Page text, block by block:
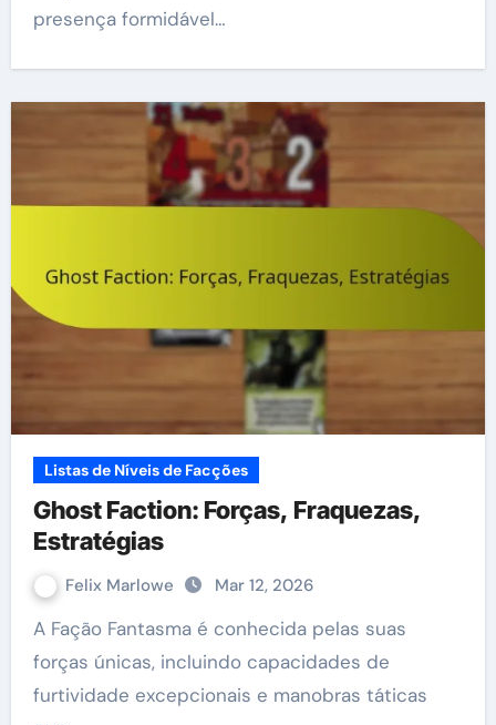
presença formidável…
Listas de Níveis de Facções
Ghost Faction: Forças, Fraquezas,
Estratégias
Felix Marlowe Mar 12, 2026
A Fação Fantasma é conhecida pelas suas
forças únicas, incluindo capacidades de
furtividade excepcionais e manobras táticas